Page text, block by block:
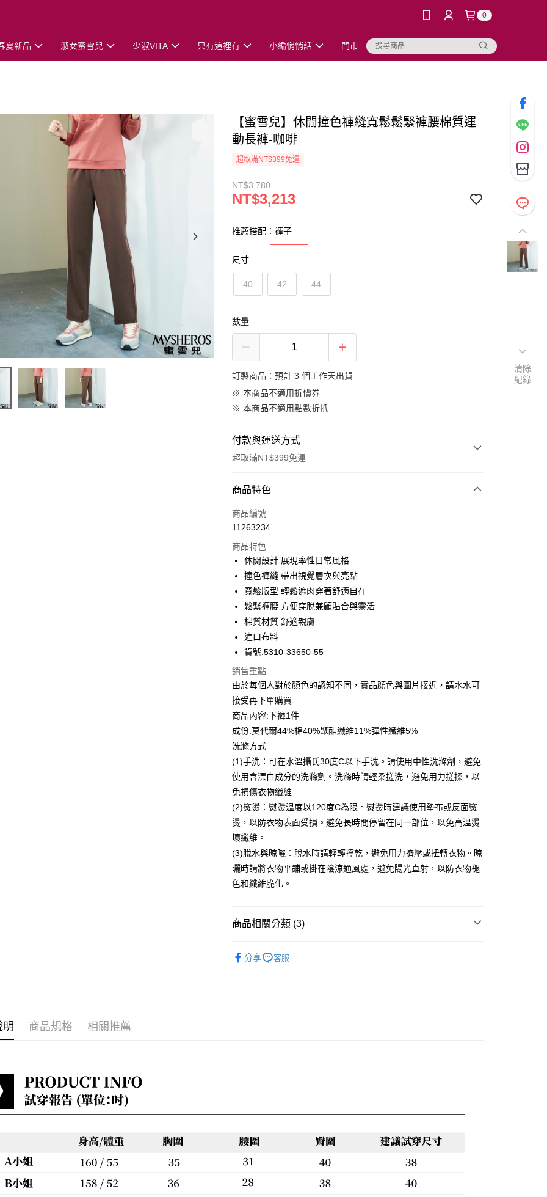
0
夏新品 淑女蜜雪兒 少淑VITA 只有這裡有 小編悄悄話 門市
【蜜雪兒】休閒撞色褲縫寬鬆鬆緊褲腰棉質運
動長褲-咖啡
超取滿NT$399免運
NT$3,780
NT$3,213
推薦搭配：褲子
尺寸
40 42 44
數量
訂製商品：預計 3 個工作天出貨
※ 本商品不適用折價券
※ 本商品不適用點數折抵
付款與運送方式
超取滿NT$399免運
付款方式
信用卡一次付款
3 期 0 利率 每期 NT$1,071
合作金庫商業銀行
華南商業銀行
國泰世華商業銀行
兆豐國際商業銀行
臺灣中小企業銀行
匯豐（台灣）商業銀行
聯邦商業銀行
玉山商業銀行
台新國際商業銀行
中國信託商業銀行
台灣樂天信用卡公司
LINE Pay
街口支付
全盈+PAY
ATM付款
貨到付款
運送方式
付款後全家取貨
每筆NT$80，滿NT$399(含以上)免運費
付款後7-11取貨
每筆NT$80，滿NT$888(含以上)免運費
宅配到府
每筆NT$80，滿NT$888(含以上)免運費
商品特色
商品編號
11263234
商品特色
休閒設計 展現率性日常風格
撞色褲縫 帶出視覺層次與亮點
寬鬆版型 輕鬆遮肉穿著舒適自在
鬆緊褲腰 方便穿脫兼顧貼合與靈活
棉質材質 舒適親膚
進口布料
貨號:5310-33650-55
銷售重點
由於每個人對於顏色的認知不同，實品顏色與圖片接近，請水水可
接受再下單購買
商品內容:下褲1件
成份:莫代爾44%棉40%聚酯纖維11%彈性纖維5%
洗滌方式
(1)手洗：可在水溫攝氏30度C以下手洗。請使用中性洗滌劑，避免
使用含漂白成分的洗滌劑。洗滌時請輕柔搓洗，避免用力搓揉，以
免損傷衣物纖維。
(2)熨燙：熨燙溫度以120度C為限。熨燙時建議使用墊布或反面熨
燙，以防衣物表面受損。避免長時間停留在同一部位，以免高溫燙
壞纖維。
(3)脫水與晾曬：脫水時請輕輕擰乾，避免用力擠壓或扭轉衣物。晾
曬時請將衣物平鋪或掛在陰涼通風處，避免陽光直射，以防衣物褪
色和纖維脆化。
商品相關分類 (3)
分享 客服
明 商品規格 相關推薦
清除
紀錄